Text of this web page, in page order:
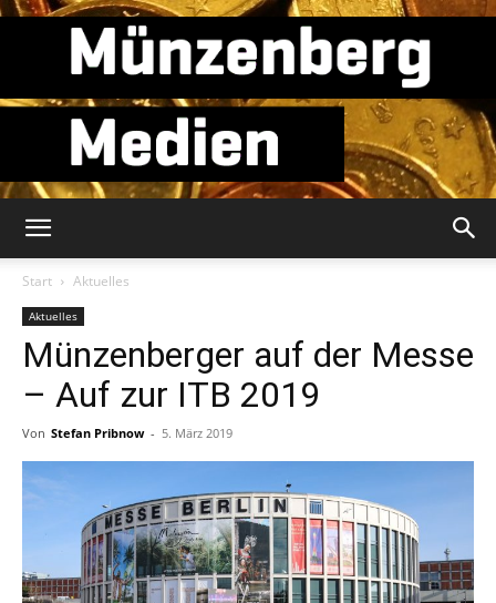
Medien
Start Aktuelles
Aktuelles
Münzenberger auf der Messe
– Auf zur ITB 2019
Von Stefan Pribnow - 5. März 2019